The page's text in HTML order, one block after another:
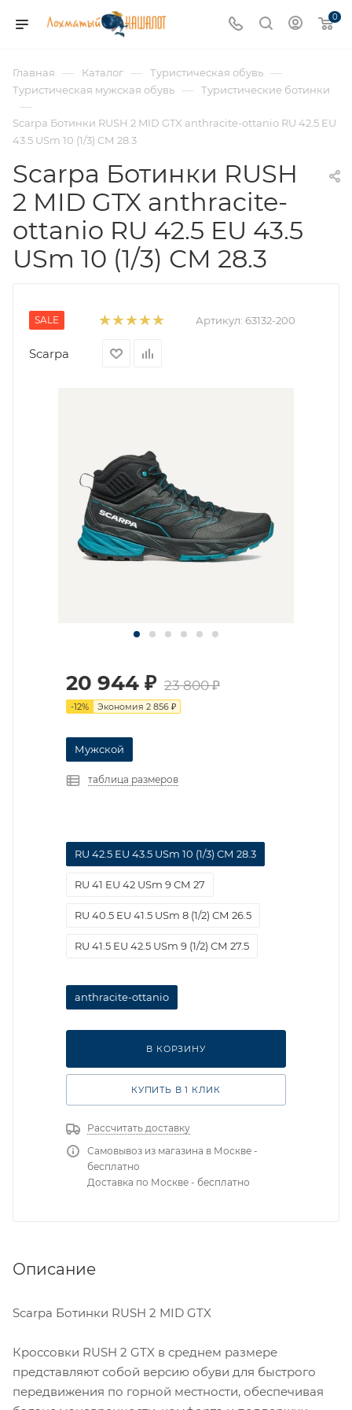
0
Главная — Каталог — Туристическая обувь —
Туристическая мужская обувь — Туристические ботинки
—
Scarpa Ботинки RUSH 2 MID GTX anthracite-ottanio RU 42.5 EU
43.5 USm 10 (1/3) СМ 28.3
Scarpa Ботинки RUSH
2 MID GTX anthracite-
ottanio RU 42.5 EU 43.5
USm 10 (1/3) СМ 28.3
SALE Артикул: 63132-200
Scarpa
20 944 ₽ 23 800₽
-12% Экономия 2 856 ₽
Мужской
таблица размеров
RU 42.5 EU 43.5 USm 10 (1/3) СМ 28.3
RU 41 EU 42 USm 9 СМ 27
RU 40.5 EU 41.5 USm 8 (1/2) СМ 26.5
RU 41.5 EU 42.5 USm 9 (1/2) СМ 27.5
anthracite-ottanio
В КОРЗИНУ
КУПИТЬ В 1 КЛИК
Рассчитать доставку
Самовывоз из магазина в Москве -
бесплатно
Доставка по Москве - бесплатно
Описание
Scarpa Ботинки RUSH 2 MID GTX
Кроссовки RUSH 2 GTX в среднем размере
представляют собой версию обуви для быстрого
передвижения по горной местности, обеспечивая